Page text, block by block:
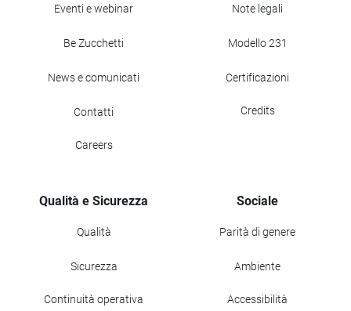
Eventi e webinar
Be Zucchetti
News e comunicati
Contatti
Careers
Note legali
Modello 231
Certificazioni
Credits
Qualità e Sicurezza
Qualità
Sicurezza
Continuità operativa
Sociale
Parità di genere
Ambiente
Accessibilità